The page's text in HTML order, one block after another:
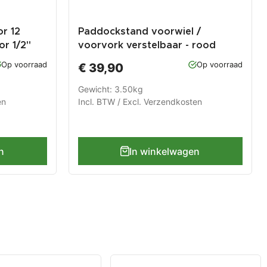
12
1/2"
Op voorraad
Paddockstand voorwiel /
voorvork verstelbaar - rood
€ 39,90 Op voorraad
Gewicht: 3.50kg
Incl. BTW / Excl. Verzendkosten
In winkelwagen